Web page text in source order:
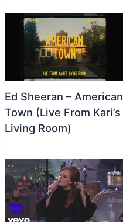
Ed Sheeran – American
Town (Live From Kari’s
Living Room)